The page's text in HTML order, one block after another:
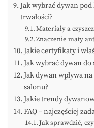
Jak wybrać dywan
trwałości?
Materiały a
Znaczenie maty
Jakie certyfikaty i
Jak wybrać dywan do
Jak dywan wpływa
salonu?
Jakie trendy
FAQ – najczęściej
Jak sprawdzić,